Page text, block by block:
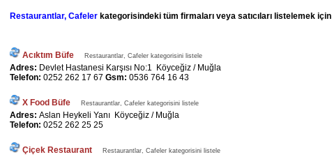
Restaurantlar, Cafeler kategorisindeki tüm firmaları veya satıcıları listelemek için
Acıktım Büfe Restaurantlar, Cafeler kategorisini listele
Adres: Devlet Hastanesi Karşısı No:1 Köyceğiz / Muğla
Telefon: 0252 262 17 67 Gsm: 0536 764 16 43
X Food Büfe Restaurantlar, Cafeler kategorisini listele
Adres: Aslan Heykeli Yanı Köyceğiz / Muğla
Telefon: 0252 262 25 25
Çiçek Restaurant Restaurantlar, Cafeler kategorisini listele